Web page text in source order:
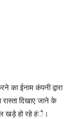
का ईनाम कंपनी द्वारा
दिखाए जाने के
खड़े हो रहे हंै।